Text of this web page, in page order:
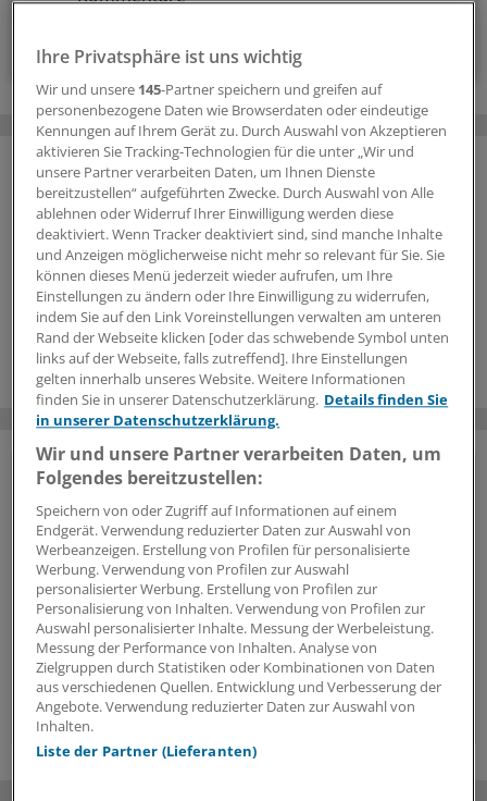
Vorteile des Logins
Über unserkostenloses Loginerhalten Ärzte und
Ärztinnen sowie andere Mitarbeiter der
Gesundheitsbranche Zugriff auf mehr
Hintergründe, Interviews und Praxis-Tipps.
Jetzt anmelden »
Kostenlos registrieren »
Ihre Privatsphäre ist uns wichtig
Wir und unsere 145-Partner speichern und greifen auf
personenbezogene Daten wie Browserdaten oder eindeutige
Kennungen auf Ihrem Gerät zu. Durch Auswahl von Akzeptieren
aktivieren Sie Tracking-Technologien für die unter „Wir und
unsere Partner verarbeiten Daten, um Ihnen Dienste
bereitzustellen“ aufgeführten Zwecke. Durch Auswahl von Alle
ablehnen oder Widerruf Ihrer Einwilligung werden diese
deaktiviert. Wenn Tracker deaktiviert sind, sind manche Inhalte
und Anzeigen möglicherweise nicht mehr so relevant für Sie. Sie
können dieses Menü jederzeit wieder aufrufen, um Ihre
Einstellungen zu ändern oder Ihre Einwilligung zu widerrufen,
indem Sie auf den Link Voreinstellungen verwalten am unteren
Rand der Webseite klicken [oder das schwebende Symbol unten
links auf der Webseite, falls zutreffend]. Ihre Einstellungen
gelten innerhalb unseres Website. Weitere Informationen
finden Sie in unserer Datenschutzerklärung. Details finden Sie
in unserer Datenschutzerklärung.
Wir und unsere Partner verarbeiten Daten, um
Folgendes bereitzustellen:
Speichern von oder Zugriff auf Informationen auf einem
Endgerät. Verwendung reduzierter Daten zur Auswahl von
Werbeanzeigen. Erstellung von Profilen für personalisierte
Werbung. Verwendung von Profilen zur Auswahl
personalisierter Werbung. Erstellung von Profilen zur
Personalisierung von Inhalten. Verwendung von Profilen zur
Auswahl personalisierter Inhalte. Messung der Werbeleistung.
Messung der Performance von Inhalten. Analyse von
Zielgruppen durch Statistiken oder Kombinationen von Daten
aus verschiedenen Quellen. Entwicklung und Verbesserung der
Angebote. Verwendung reduzierter Daten zur Auswahl von
Inhalten.
Liste der Partner (Lieferanten)